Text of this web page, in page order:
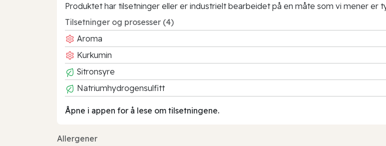
Produktet har tilsetninger eller er industrielt bearbeidet på en måte som vi mener er
Tilsetninger og prosesser (4)
Aroma
Kurkumin
Sitronsyre
Natriumhydrogensulfitt
Åpne i appen for å lese om tilsetningene.
Allergener